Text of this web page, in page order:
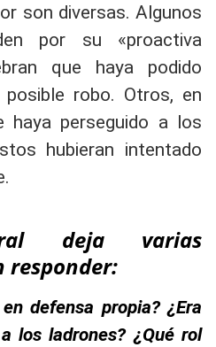
son diversas. Algunos
por su «proactiva
que haya podido
robo. Otros, en
haya perseguido a los
hubieran intentado
deja varias
responder:
defensa propia? ¿Era
los ladrones? ¿Qué rol